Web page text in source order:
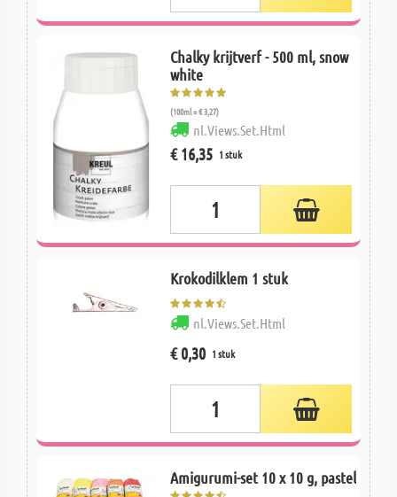
Chalky krijtverf - 500 ml, snow
white
(100ml = € 3,27)
nl.Views.Set.Html
€ 16,35 1 stuk
Krokodilklem 1 stuk
nl.Views.Set.Html
€ 0,30 1 stuk
Amigurumi-set 10 x 10 g, pastel